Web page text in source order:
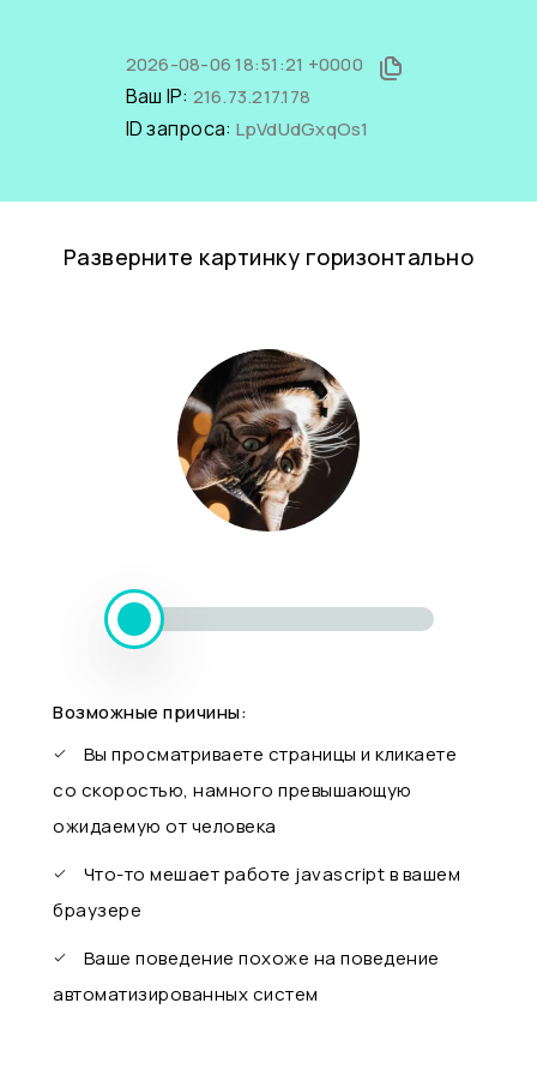
2026-08-06 18:51:21 +0000
Ваш IP: 216.73.217.178
ID запроса: LpVdUdGxqOs1
Разверните картинку горизонтально
Возможные причины:
Вы просматриваете страницы и кликаете
со скоростью, намного превышающую
ожидаемую от человека
Что-то мешает работе javascript в вашем
браузере
Ваше поведение похоже на поведение
автоматизированных систем